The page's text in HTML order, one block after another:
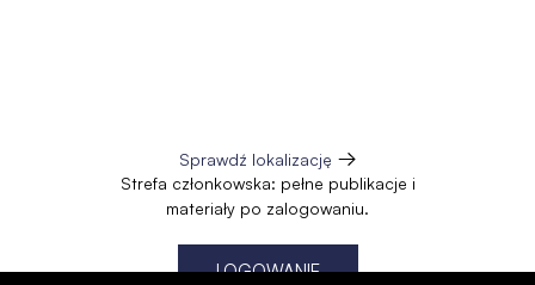
Sprawdź lokalizację
Otworzy
się
w
Strefa członkowska: pełne publikacje i
materiały po zalogowaniu.
LOGOWANIE